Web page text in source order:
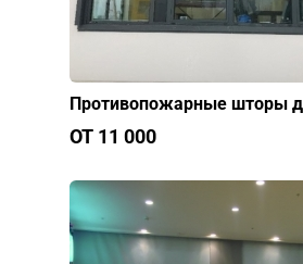
Противопожарные шторы
ОТ 11 000